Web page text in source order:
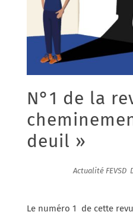
N°1 de la
deuil »
Actualité FEVSD,
Le numéro 1 de cette